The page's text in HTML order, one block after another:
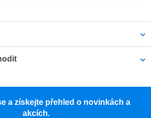
a otevřenou.
ty, kteří používají motorku jako pracovní
je vyroben z vysoce kvalitního tvrzeného
a získejte přehled o novinkách a
akcích.